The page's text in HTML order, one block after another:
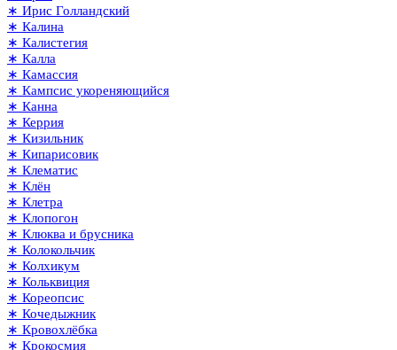
∗ Ирис Голландский
∗ Калина
∗ Калистегия
∗ Калла
∗ Камассия
∗ Кампсис укореняющийся
∗ Канна
∗ Керрия
∗ Кизильник
∗ Кипарисовик
∗ Клематис
∗ Клён
∗ Клетра
∗ Клопогон
∗ Клюква и брусника
∗ Колокольчик
∗ Колхикум
∗ Кольквиция
∗ Кореопсис
∗ Кочедыжник
∗ Кровохлёбка
∗ Крокосмия